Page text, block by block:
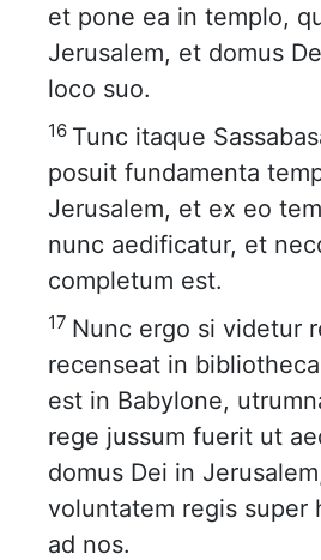
et pone ea in templo,
Jerusalem, et domus
loco suo.
16 Tunc itaque
posuit fundamenta
Jerusalem, et ex eo
nunc aedificatur, et
completum est.
17 Nunc ergo si videtur
recenseat in
est in Babylone,
rege jussum fuerit ut
domus Dei in
voluntatem regis super
ad nos.